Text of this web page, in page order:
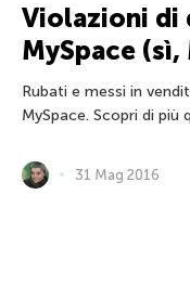
Violazioni di
MySpace (sì,
Rubati e messi in
MySpace. Scopri di più
31 Mag 2016